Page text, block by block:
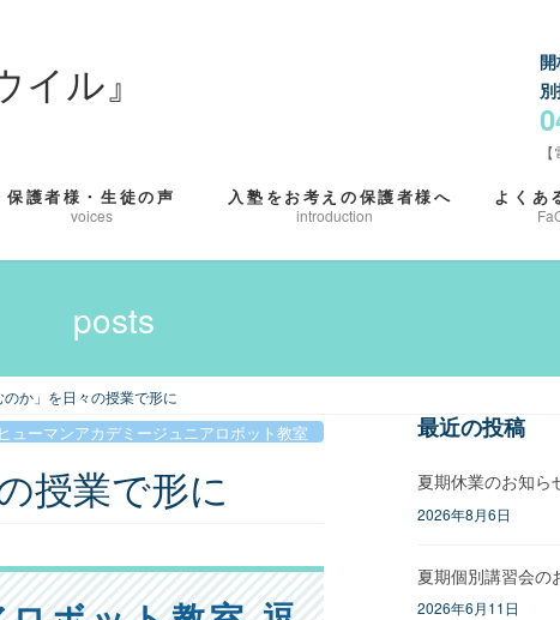
ル』
保護者様・生徒の声
voices
入塾をお考えの保護者様へ
introduction
よくあ
posts
のか」を日々の授業で形に
ヒューマンアカデミージュニアロボット教室
授業で形に
最近の投稿
夏期休業のお知ら
2026年8月6日
夏期個別講習会の
2026年6月11日